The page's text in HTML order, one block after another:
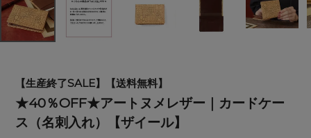
【生産終了SALE】【送料無料】
★40％OFF★アートヌメレザー｜カードケー
ス（名刺入れ）【ザイール】